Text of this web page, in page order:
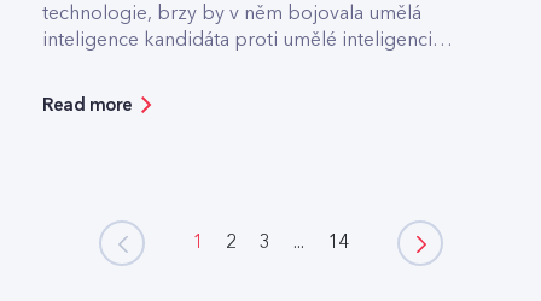
technologie, brzy by v něm bojovala umělá
inteligence kandidáta proti umělé inteligenci
Read more
1 2 3 ... 14